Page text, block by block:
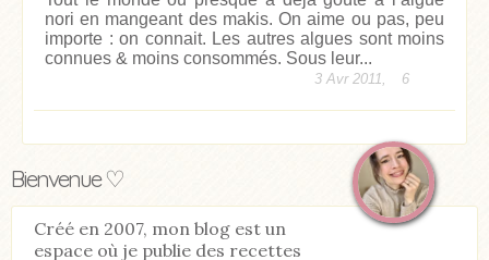
nori en mangeant des makis. On aime ou pas, peu
importe : on connait. Les autres algues sont moins
connues & moins consommés. Sous leur...
3 Avr 2011, 6
Bienvenue ♡
Créé en 2007, mon blog est un
espace où je publie des recettes